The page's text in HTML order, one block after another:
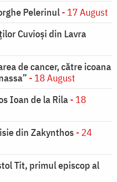
Pelerinul- 17 August
Cuvioși din Lavra
de cancer, către icoana
- 18 August
Ioan de la Rila- 18
din Zakynthos - 24
Tit, primul episcop al